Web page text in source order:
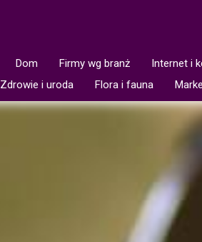
Dom Firmy wg branż Internet i
Zdrowie i uroda Flora i fauna